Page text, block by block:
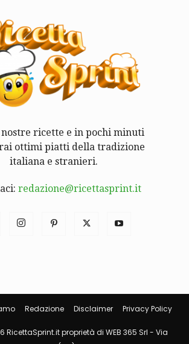
nostre ricette e in pochi minuti
ottimi piatti della tradizione
italiana e stranieri.
redazione@ricettasprint.it
Redazione Disclaimer Privacy Policy
RicettaSprint.it proprietà di WEB 365 Srl - Via